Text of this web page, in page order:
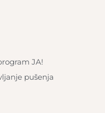
JA!
pušenja